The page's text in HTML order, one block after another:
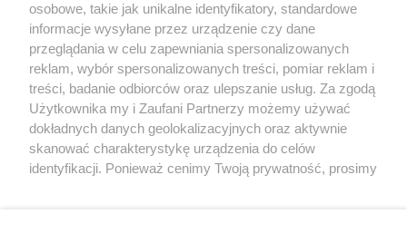
Regulamin konkursów
śniadaniówka "Hej
Szczecin! Jest piątek!"
Partnerzy
Praca Szczecin
osobowe, takie jak unikalne identyfikatory, standardowe
informacje wysyłane przez urządzenie czy dane
przeglądania w celu zapewniania spersonalizowanych
reklam, wybór spersonalizowanych treści, pomiar reklam i
treści, badanie odbiorców oraz ulepszanie usług. Za zgodą
Użytkownika my i Zaufani Partnerzy możemy używać
dokładnych danych geolokalizacyjnych oraz aktywnie
skanować charakterystykę urządzenia do celów
identyfikacji. Ponieważ cenimy Twoją prywatność, prosimy